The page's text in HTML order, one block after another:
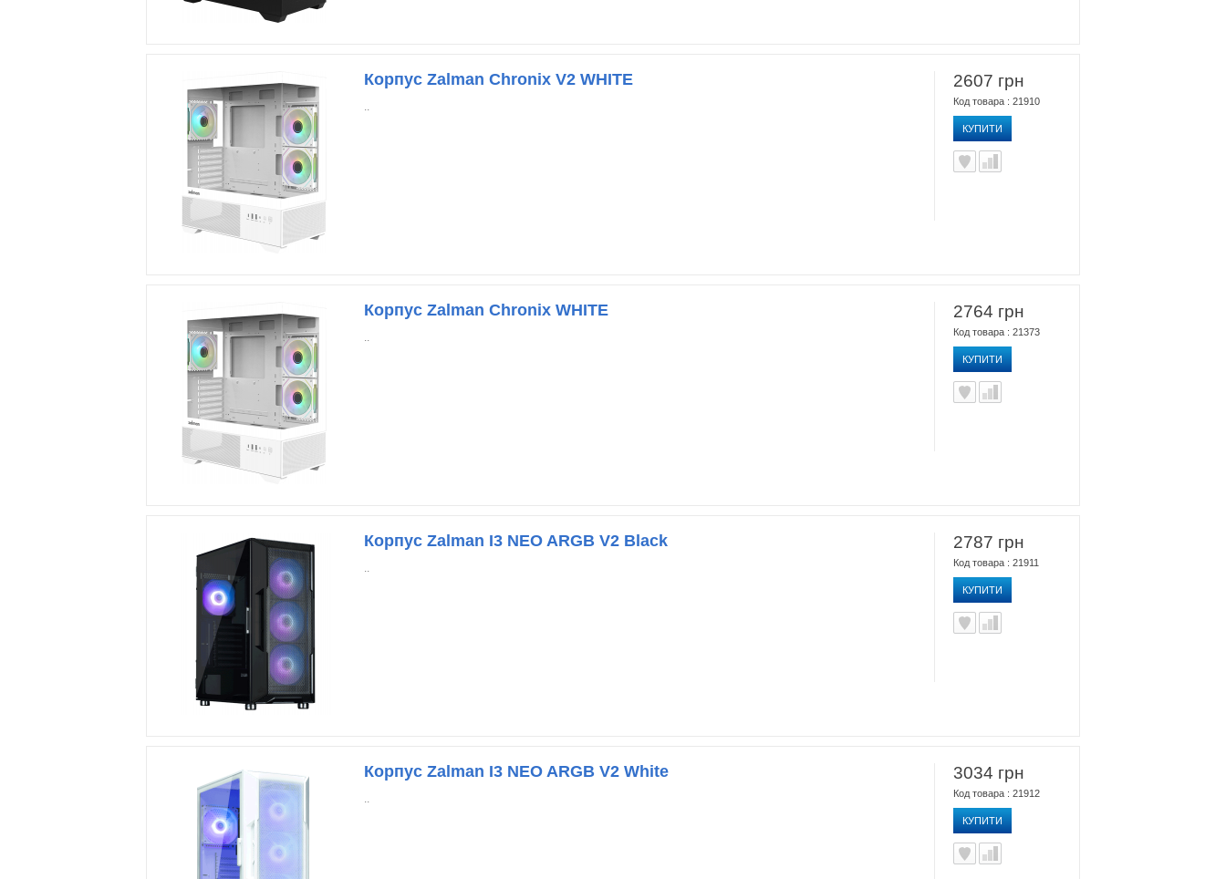
2607 грн
Код товара : 21910
КУПИТИ
Корпус Zalman Chronix V2 WHITE
..
2764 грн
Код товара : 21373
КУПИТИ
Корпус Zalman Chronix WHITE
..
2787 грн
Код товара : 21911
КУПИТИ
Корпус Zalman I3 NEO ARGB V2 Black
..
3034 грн
Код товара : 21912
КУПИТИ
Корпус Zalman I3 NEO ARGB V2 White
..